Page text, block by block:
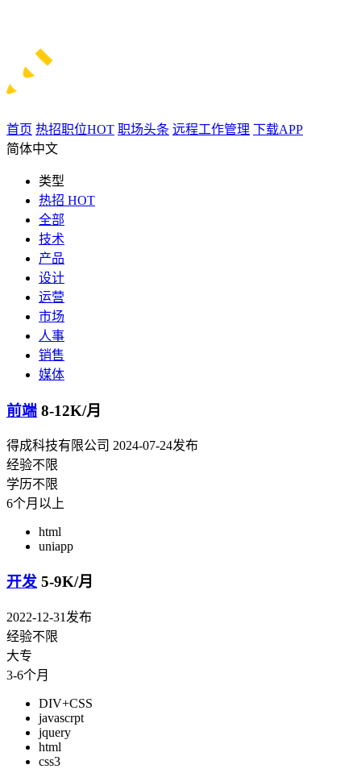
首页 热招职位HOT 职场头条 远程工作管理 下载APP
简体中文
类型
热招 HOT
全部
技术
产品
设计
运营
市场
人事
销售
媒体
前端 8-12K/月
得成科技有限公司 2024-07-24发布
经验不限
学历不限
6个月以上
html
uniapp
开发 5-9K/月
2022-12-31发布
经验不限
大专
3-6个月
DIV+CSS
javascrpt
jquery
html
css3